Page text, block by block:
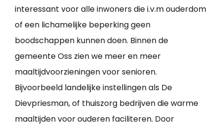
interessant voor alle inwoners die i.v.m ouderdom
of een lichamelijke beperking geen
boodschappen kunnen doen. Binnen de
gemeente Oss zien we meer en meer
maaltijdvoorzieningen voor senioren.
Bijvoorbeeld landelijke instellingen als De
Dievpriesman, of thuiszorg bedrijven die warme
maaltijden voor ouderen faciliteren. Door